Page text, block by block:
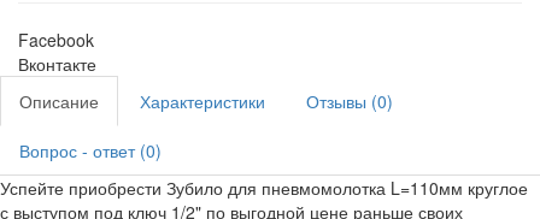
Facebook
Вконтакте
Описание
Характеристики Отзывы (0)
Вопрос - ответ (0)
Успейте приобрести Зубило для пневмомолотка L=110мм круглое
с выступом под ключ 1/2" по выгодной цене раньше своих